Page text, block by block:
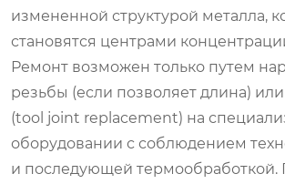
измененной структурой металла,
становятся центрами
Ремонт возможен только путем
резьбы (если позволяет длина)
(tool joint replacement) на
оборудовании с соблюдением
и последующей термообработкой.